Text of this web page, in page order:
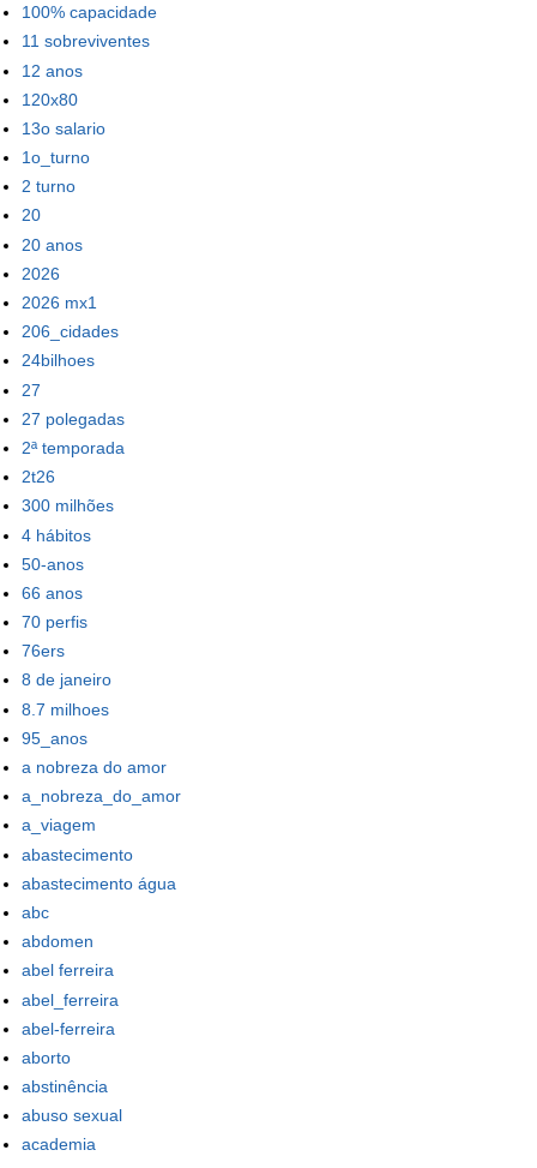
100% capacidade
11 sobreviventes
12 anos
120x80
13o salario
1o_turno
2 turno
20
20 anos
2026
2026 mx1
206_cidades
24bilhoes
27
27 polegadas
2ª temporada
2t26
300 milhões
4 hábitos
50-anos
66 anos
70 perfis
76ers
8 de janeiro
8.7 milhoes
95_anos
a nobreza do amor
a_nobreza_do_amor
a_viagem
abastecimento
abastecimento água
abc
abdomen
abel ferreira
abel_ferreira
abel-ferreira
aborto
abstinência
abuso sexual
academia